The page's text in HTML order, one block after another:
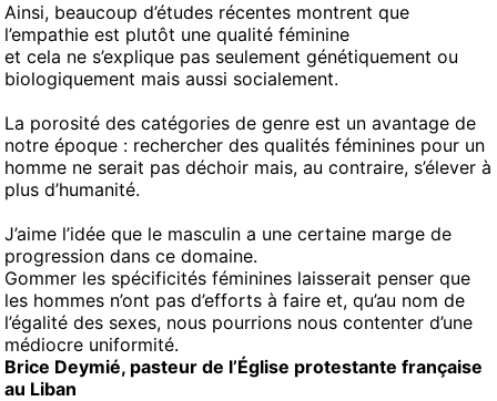
Ainsi, beaucoup d’études récentes montrent que
l’empathie est plutôt une qualité féminine
et cela ne s’explique pas seulement génétiquement ou
biologiquement mais aussi socialement.
La porosité des catégories de genre est un avantage de
notre époque : rechercher des qualités féminines pour un
homme ne serait pas déchoir mais, au contraire, s’élever à
plus d’humanité.
J’aime l’idée que le masculin a une certaine marge de
progression dans ce domaine.
Gommer les spécificités féminines laisserait penser que
les hommes n’ont pas d’efforts à faire et, qu’au nom de
l’égalité des sexes, nous pourrions nous contenter d’une
médiocre uniformité.
Brice Deymié, pasteur de l’Église protestante française
au Liban